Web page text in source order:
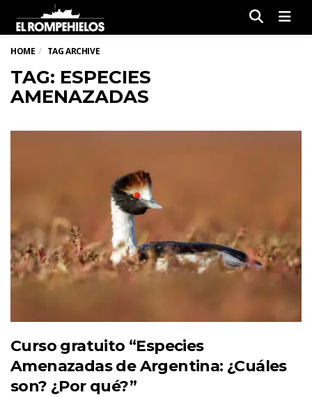
HOME TAG ARCHIVE
TAG: ESPECIES
AMENAZADAS
Curso gratuito “Especies
Amenazadas de Argentina: ¿Cuáles
son? ¿Por qué?”